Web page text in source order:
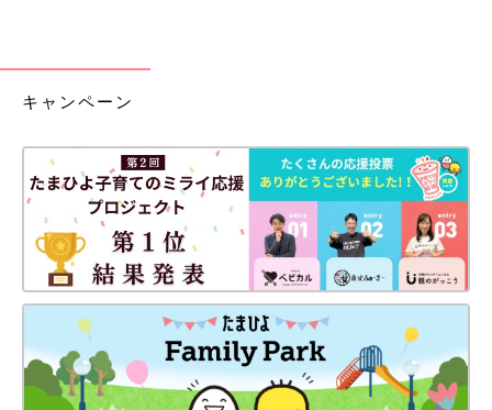
キャンペーン